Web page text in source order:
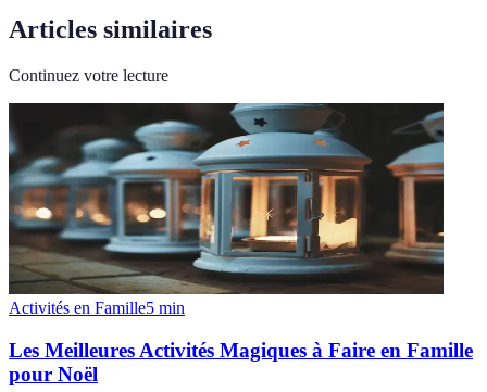
Articles similaires
Continuez votre lecture
Activités en Famille5 min
Les Meilleures Activités Magiques à Faire en Famille
pour Noël